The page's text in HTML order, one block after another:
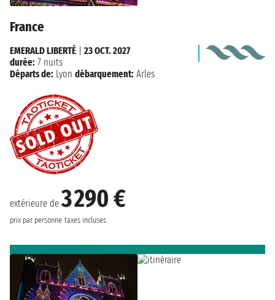
France
extérieure de3 290 €
prix par personne taxes incluses
EMERALD LIBERTÉ
23 OCT. 2027
durée: 7 nuits
Départs de: Lyon débarquement: Arles